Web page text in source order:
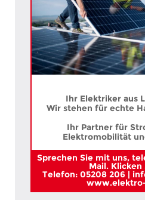
Ihr Elektriker aus
Wir stehen für echte
Ihr Partner für
Elektromobilität
Sprechen Sie mit uns,
Mail. Klicken
Telefon: 05208 206 |